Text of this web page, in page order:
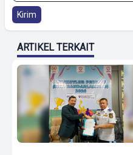
Kirim
ARTIKEL TERKAIT